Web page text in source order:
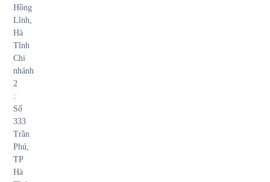
Hồng
Lĩnh,
Hà
Tĩnh
Chi
nhánh
2
:
Số
333
Trần
Phú,
TP
Hà